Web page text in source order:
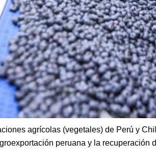
agrícolas (vegetales) de Perú y
peruana y la recuperación